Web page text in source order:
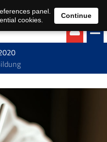
EN DE
panel.
cookies.
Continue